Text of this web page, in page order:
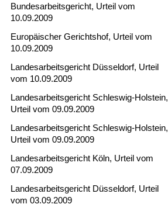
Bundesarbeitsgericht, Urteil vom
10.09.2009
Europäischer Gerichtshof, Urteil vom
10.09.2009
Landesarbeitsgericht Düsseldorf, Urteil
vom 10.09.2009
Landesarbeitsgericht Schleswig-Holstein,
Urteil vom 09.09.2009
Landesarbeitsgericht Schleswig-Holstein,
Urteil vom 09.09.2009
Landesarbeitsgericht Köln, Urteil vom
07.09.2009
Landesarbeitsgericht Düsseldorf, Urteil
vom 03.09.2009